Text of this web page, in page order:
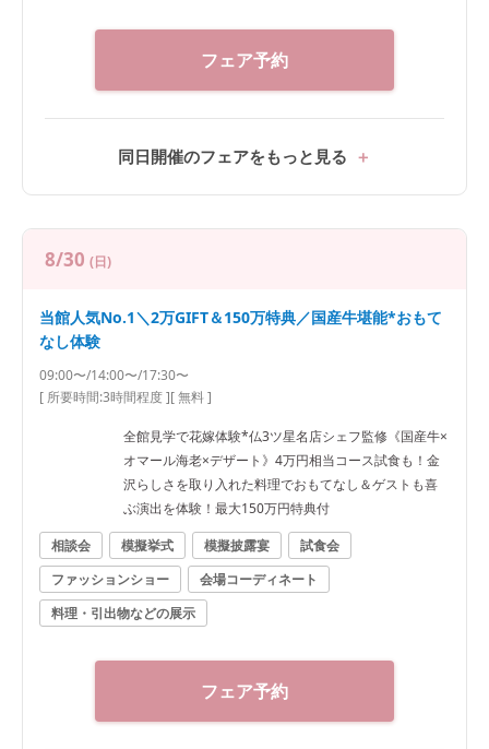
フェア予約
同日開催のフェアをもっと見る
8/30 (日)
当館人気No.1＼2万GIFT＆150万特典／国産牛堪能*おもて
なし体験
09:00〜/14:00〜/17:30〜
[ 所要時間:3時間程度][ 無料 ]
全館見学で花嫁体験*仏3ツ星名店シェフ監修《国産牛×
オマール海老×デザート》4万円相当コース試食も！金
沢らしさを取り入れた料理でおもてなし＆ゲストも喜
ぶ演出を体験！最大150万円特典付
相談会
模擬挙式 模擬披露宴
試食会
ファッションショー
会場コーディネート
料理・引出物などの展示
フェア予約